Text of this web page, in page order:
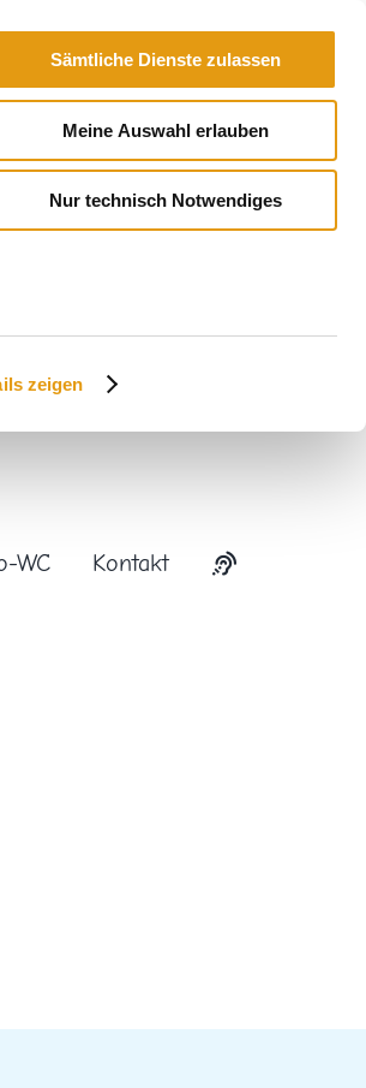
zeigen
Sämtliche Dienste zulassen
Meine Auswahl erlauben
Nur technisch Notwendiges
WC Kontakt